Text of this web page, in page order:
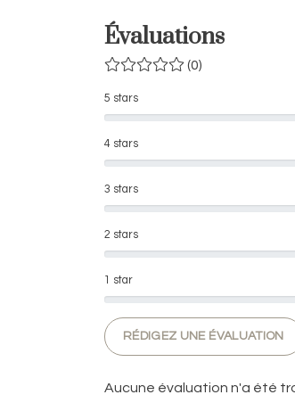
Évaluations
(0)
1 star
2 stars
3 stars
4 stars
5 stars
RÉDIGEZ UNE ÉVALUATION
Aucune évaluation n'a été